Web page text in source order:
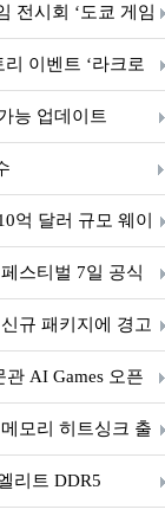
전시회 ‘도쿄 게임
이벤트 ‘라크로
능 업데이트
억 달러 규모 웨이
스티벌 7일 공식
규 패키지에 경고
AI Games 오픈
모리 히트싱크 출
리트 DDR5